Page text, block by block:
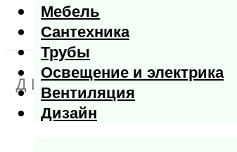
Мебель
Сантехника
Трубы
Освещение и электрика
Вентиляция
Дизайн